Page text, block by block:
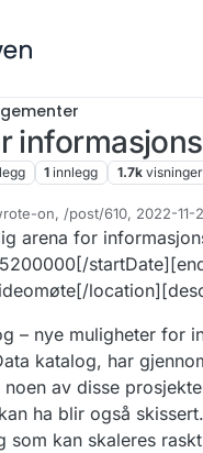
1 innlegg 1.7k visninger
on, /post/610, 2022-11-
av terje.bertelsen
arena for
– nye muligheter for
katalog, har
av disse
ha blir også
som kan skaleres